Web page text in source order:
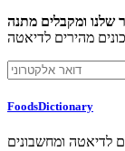
שלנו ומקבלים מתנה
FoodsDictionary
לדיאטה ומחשבונים